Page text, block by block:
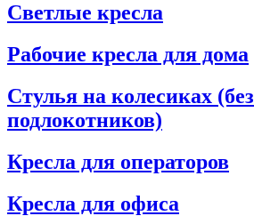
Светлые кресла
Рабочие кресла для дома
Стулья на колесиках (без
подлокотников)
Кресла для операторов
Кресла для офиса